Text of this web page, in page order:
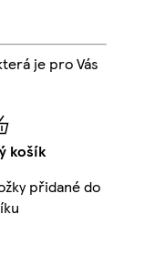
je pro Vás
košík
přidané do